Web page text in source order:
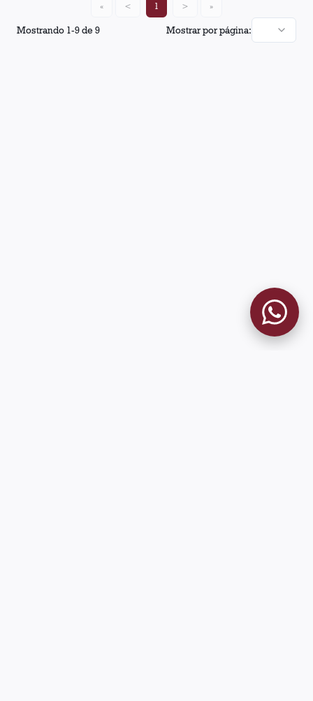
Mostrando 1-9de9 Mostrar por página:
« < 1 > »